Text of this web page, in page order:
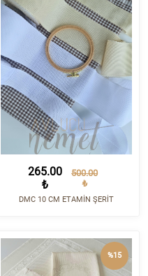
265.00
₺
500.00
₺
DMC 10 CM ETAMİN ŞERİT
%15